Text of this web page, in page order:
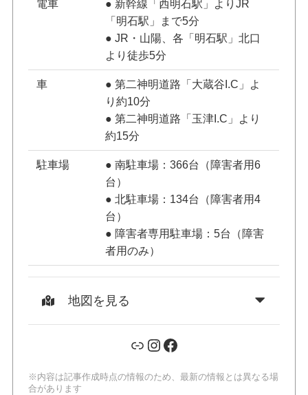
電車
● 新幹線「西明石駅」よりJR
「明石駅」まで5分
● JR・山陽、各「明石駅」北口
より徒歩5分
車
● 第二神明道路「大蔵谷I.C」よ
り約10分
● 第二神明道路「玉津I.C」より
約15分
駐車場
● 南駐車場：366台（障害者用6
台）
● 北駐車場：134台（障害者用4
台）
● 障害者専用駐車場：5台（障害
者用のみ）
地図を見る
リンク Instagram
Facebook
※内容は記事作成時点の情報のため、最新の情報とは異なる場
合があります